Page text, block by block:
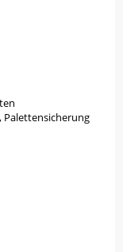
Palettensicherung